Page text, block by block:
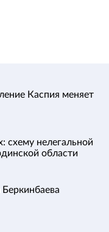
Каспия меняет
схему нелегальной
области